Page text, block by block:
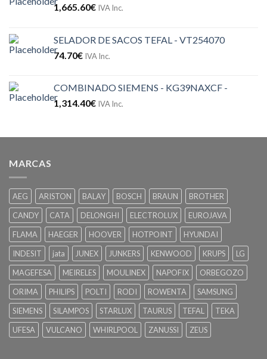
1,665.60€ IVA Inc.
SELADOR DE SACOS TEFAL - VT254070
74.70€ IVA Inc.
COMBINADO SIEMENS - KG39NAXCF -
1,314.40€ IVA Inc.
MARCAS
AEG ARISTON BALAY BOSCH BRAUN
BROTHER
CANDY
CATA DELONGHI ELECTROLUX
EUROJAVA
FLAMA
HAEGER HOOVER HOTPOINT
HYUNDAI
INDESIT
jata JUNEX JUNKERS KENWOOD KRUPS
LG
MAGEFESA
MEIRELES MOULINEX NAPOFIX
ORBEGOZO
ORIMA
PHILIPS POLTI RODI ROWENTA
SAMSUNG
SIEMENS
SILAMPOS STARLUX TAURUS TEFAL
TEKA
UFESA
VULCANO WHIRLPOOL ZANUSSI ZEUS